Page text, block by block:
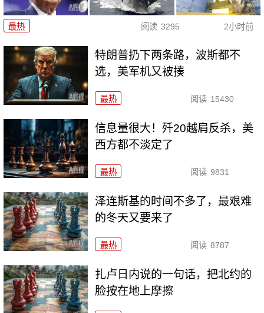
最热 阅读 3295 2小时前
特朗普扔下两条路，波斯都不
选，美军机又被揍
最热 阅读 15430
信息量很大！歼20越肩反杀，美
西方都不淡定了
最热 阅读 9831
泽连斯基的时间不多了，最艰难
的冬天又要来了
最热 阅读 8787
扎卢日内说的一句话，把北约的
脸按在地上摩擦